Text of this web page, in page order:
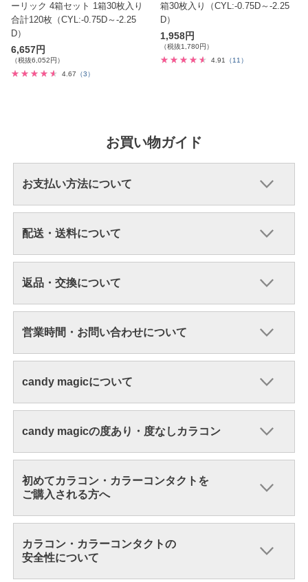
ーリック 4箱セット 1箱30枚入り
合計120枚（CYL:-0.75D～-2.25
D）
6,657円
（税抜6,052円）
4.67 （3）
箱30枚入り（CYL:-0.75D～-2.25
D）
1,958円
（税抜1,780円）
4.91
（11）
お買い物ガイド
お支払い方法について
配送・送料について
返品・交換について
営業時間・お問い合わせについて
candy magicについて
candy magicの度あり・度なしカラコン
初めてカラコン・カラーコンタクトを
ご購入される方へ
カラコン・カラーコンタクトの
安全性について